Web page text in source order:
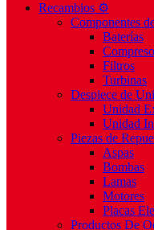
Recambios ⚙️
Componentes
Baterías
Filtros
Turbinas
Despiece de
Unidad
Unidad
Piezas de
Aspas
Bombas
Lamas
Motores
Placas
Productos De